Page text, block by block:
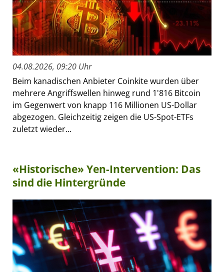
04.08.2026, 09:20 Uhr
Beim kanadischen Anbieter Coinkite wurden über
mehrere Angriffswellen hinweg rund 1'816 Bitcoin
im Gegenwert von knapp 116 Millionen US-Dollar
abgezogen. Gleichzeitig zeigen die US-Spot-ETFs
zuletzt wieder...
«Historische» Yen-Intervention: Das
sind die Hintergründe